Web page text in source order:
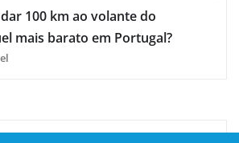
100 km ao volante do
mais barato em Portugal?